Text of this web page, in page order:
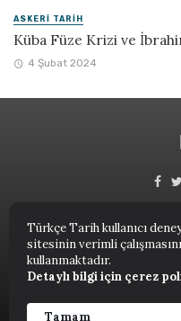
Türkçe Tarih kullanıcı
sitesinin verimli
kullanmaktadır.
Detaylı bilgi için çerez
Tamam
ASKERI TARIH
Küba Füze Krizi ve
4 Şubat 2024
TARIH